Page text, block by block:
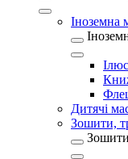
Іноземна
Дитячі
Зошити,